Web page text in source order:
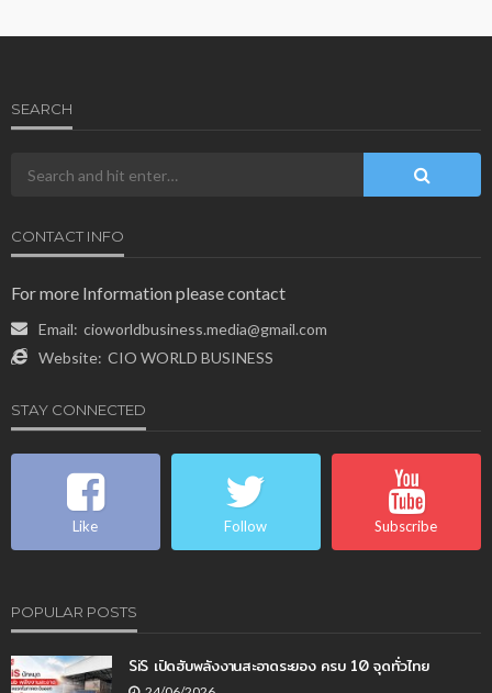
SEARCH
CONTACT INFO
For more Information please contact
Email: cioworldbusiness.media@gmail.com
Website: CIO WORLD BUSINESS
STAY CONNECTED
Like Follow Subscribe
POPULAR POSTS
SiS เปิดฮับพลังงานสะอาดระยอง ครบ 10 จุดทั่วไทย